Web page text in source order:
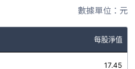
數據單位：元
每股淨值
17.45